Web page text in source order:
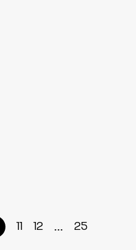
11 12 ... 25